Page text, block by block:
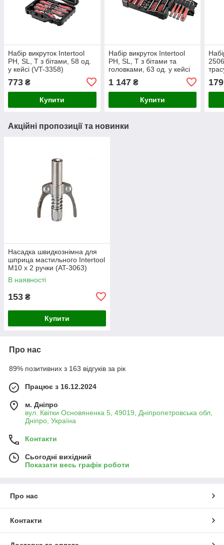
Набір викруток Intertool
PH, SL, T з бітами, 58 од.
у кейсі (VT-3358)
773 ₴
Купити
Набір викруток Intertool
PH, SL, T з бітами та
головками, 63 од. у кейсі
1 147₴
Купити
179
Акційні пропозиції та новинки
Насадка швидкознімна для
шприца мастильного Intertool
M10 x 2 ручки (AT-3063)
В наявності
153 ₴
Купити
Про нас
89% позитивних з 163 відгуків за рік
Працює з 16.12.2024
м. Дніпро
вул. Квітки Основяненка 5, 49019, Дніпропетровська обл,
Дніпро, Україна
Контакти
Сьогодні вихідний
Показати весь графік роботи
Про нас
Контакти